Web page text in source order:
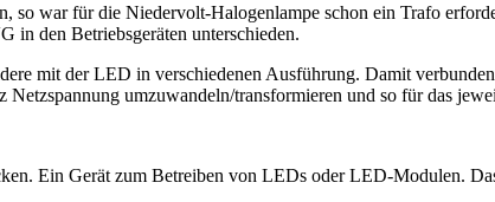
so war für die Niedervolt-Halogenlampe schon ein Trafo
in den Betriebsgeräten unterschieden.
mit der LED in verschiedenen Ausführung. Damit
umzuwandeln/transformieren und so für das
Ein Gerät zum Betreiben von LEDs oder LED-Modulen.